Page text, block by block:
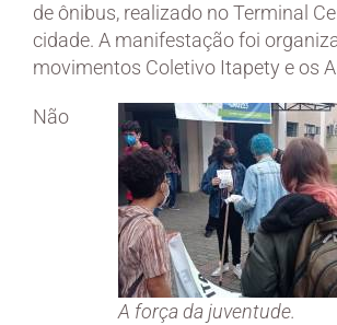
de ônibus, realizado no Terminal
cidade. A manifestação foi
movimentos Coletivo Itapety e os
A força da juventude.
Não